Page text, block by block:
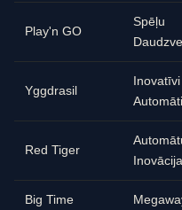
Play'n GO
Spēļu
Yggdrasil
Inovatīvi
Automāti
Red Tiger
Inovācija
Big Time